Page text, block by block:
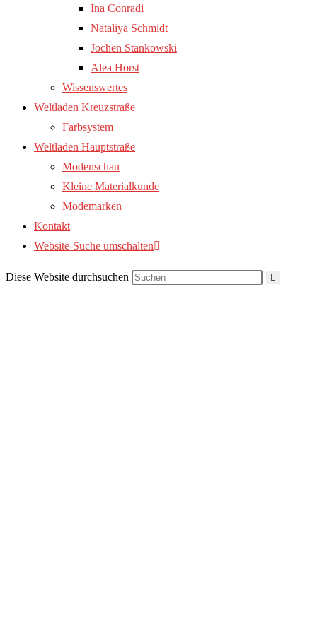
Ina Conradi
Nataliya Schmidt
Jochen Stankowski
Alea Horst
Wissenswertes
Weltladen Kreuzstraße
Farbsystem
Weltladen Hauptstraße
Modenschau
Kleine Materialkunde
Modemarken
Kontakt
Website-Suche umschalten
Diese Website durchsuchen